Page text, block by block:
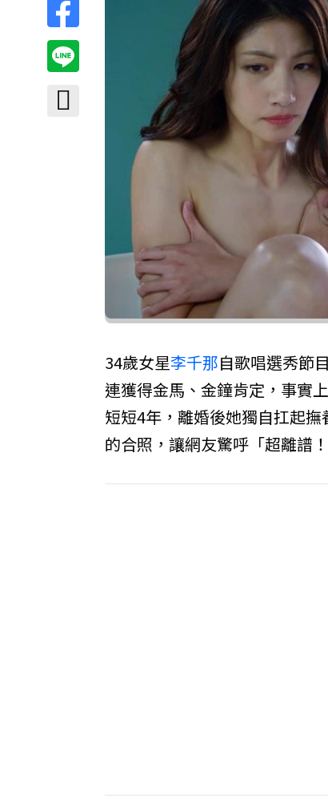
34歲女星李千那自歌唱選秀節
連獲得金馬、金鐘肯定，事實
短短4年，離婚後她獨自扛起
的合照，讓網友驚呼「超離譜！